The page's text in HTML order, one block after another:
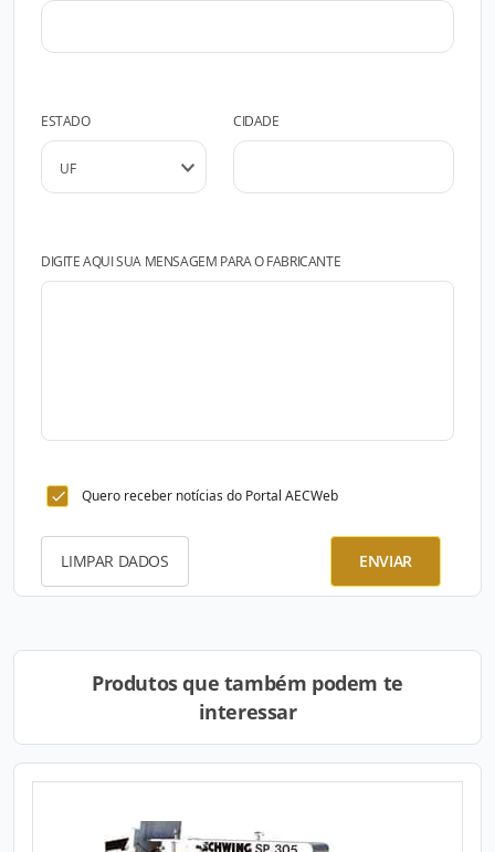
ESTADO CIDADE
DIGITE AQUI SUA MENSAGEM PARA O FABRICANTE
Quero receber notícias do Portal AECWeb
LIMPAR DADOS ENVIAR
Produtos que também podem te
interessar